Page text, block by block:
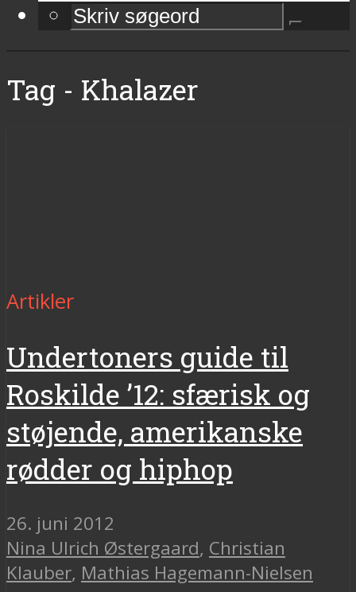
Tag - Khalazer
Artikler
Undertoners guide til
Roskilde ’12: sfærisk og
støjende, amerikanske
rødder og hiphop
26. juni 2012
Nina Ulrich Østergaard, Christian
Klauber, Mathias Hagemann-Nielsen